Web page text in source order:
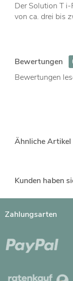
Der Solution T
von ca. drei bis
Bewertungen
Bewertungen
Ähnliche Artikel
Kunden haben
Zahlungsarten